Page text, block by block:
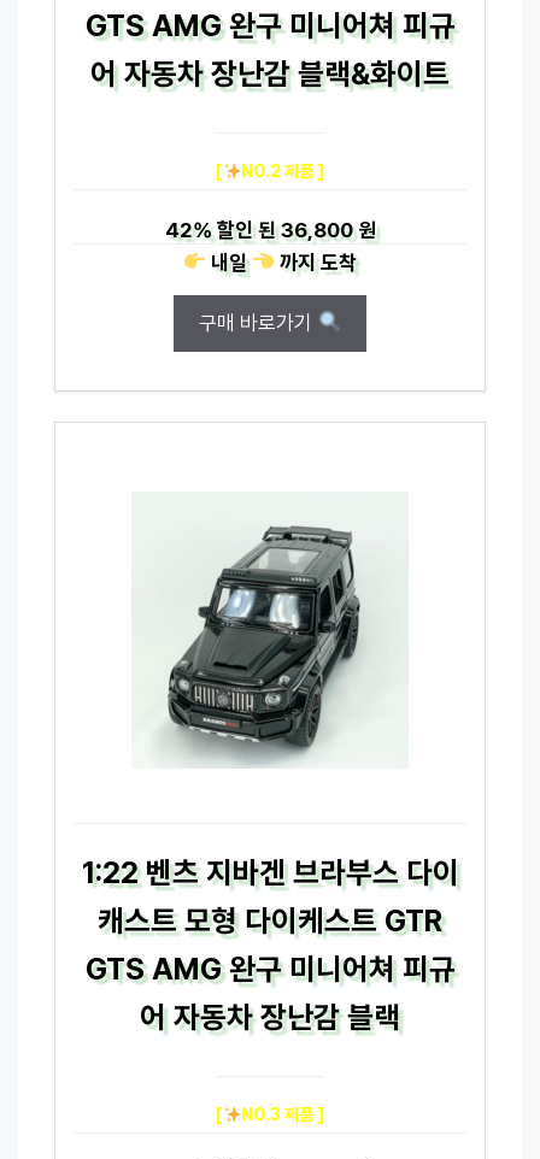
GTS AMG 완구 미니어쳐 피규
어 자동차 장난감 블랙&화이트
[ NO.2 제품 ]
42%할인 된36,800 원
내일
까지도착
구매 바로가기
1:22 벤츠 지바겐 브라부스 다이
캐스트 모형 다이케스트 GTR
GTS AMG 완구 미니어쳐 피규
어 자동차 장난감 블랙
[ NO.3 제품 ]